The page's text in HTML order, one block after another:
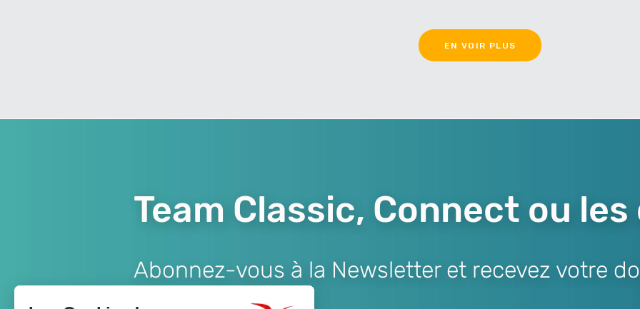
EN VOIR PLUS
Team Classic, Connect ou les
Abonnez-vous à la Newsletter et recevez votre